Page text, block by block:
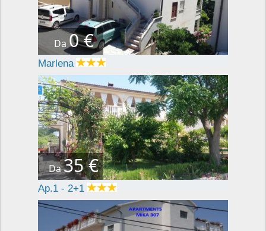
Da 0 €
Marlena
Da35 €
Ap.1 - 2+1